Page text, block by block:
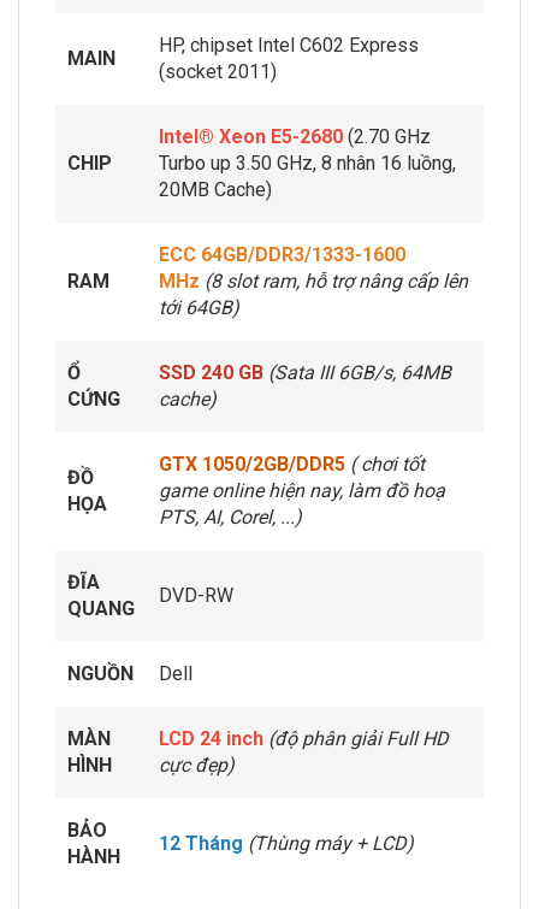
MAIN
HP, chipset Intel C602 Express
(socket 2011)
CHIP
Intel® Xeon E5-2680 (2.70 GHz
Turbo up 3.50 GHz, 8 nhân 16 luồng,
20MB Cache)
RAM
ECC 64GB/DDR3/1333-1600
MHz (8 slot ram, hỗ trợ nâng cấp lên
tới 64GB)
Ổ
CỨNG
SSD 240 GB (Sata III 6GB/s, 64MB
cache)
ĐỒ
HỌA
GTX 1050/2GB/DDR5 ( chơi tốt
game online hiện nay, làm đồ hoạ
PTS, AI, Corel, ...)
ĐĨA
QUANG
DVD-RW
NGUỒN Dell
MÀN
HÌNH
LCD 24 inch (độ phân giải Full HD
cực đẹp)
BẢO
HÀNH
12 Tháng (Thùng máy + LCD)